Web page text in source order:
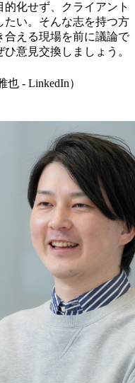
化せず、クライアント
たい。そんな志を持つ方
合える現場を前に議論で
意見交換しましょう。
- LinkedIn）